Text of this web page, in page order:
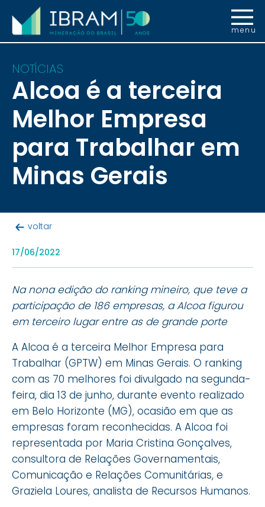
menu
NOTÍCIAS
Alcoa é a terceira
Melhor Empresa
para Trabalhar em
Minas Gerais
voltar
17/06/2022
Na nona edição do ranking mineiro, que teve a
participação de 186 empresas, a Alcoa figurou
em terceiro lugar entre as de grande porte
A Alcoa é a terceira Melhor Empresa para
Trabalhar (GPTW) em Minas Gerais. O ranking
com as 70 melhores foi divulgado na segunda-
feira, dia 13 de junho, durante evento realizado
em Belo Horizonte (MG), ocasião em que as
empresas foram reconhecidas. A Alcoa foi
representada por Maria Cristina Gonçalves,
consultora de Relações Governamentais,
Comunicação e Relações Comunitárias, e
Graziela Loures, analista de Recursos Humanos.